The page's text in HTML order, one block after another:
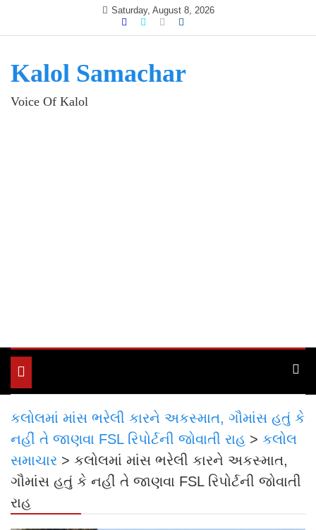
Saturday, August 8, 2026
Kalol Samachar
Voice Of Kalol
Toggle
navigation
કલોલમાં માંસ ભરેલી કારને અકસ્માત, ગૌમાંસ હતું કે
નહીં તે જાણવા FSL રિપોર્ટની જોવાતી રાહ > કલોલ
સમાચાર > કલોલમાં માંસ ભરેલી કારને અકસ્માત,
ગૌમાંસ હતું કે નહીં તે જાણવા FSL રિપોર્ટની જોવાતી
રાહ